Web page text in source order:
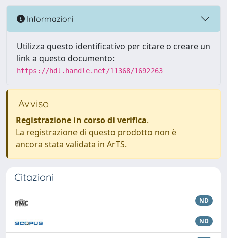
Informazioni
Utilizza questo identificativo per citare o creare un
link a questo documento:
https://hdl.handle.net/11368/1692263
Avviso
Registrazione in corso di verifica.
La registrazione di questo prodotto non è
ancora stata validata in ArTS.
Citazioni
ND
ND